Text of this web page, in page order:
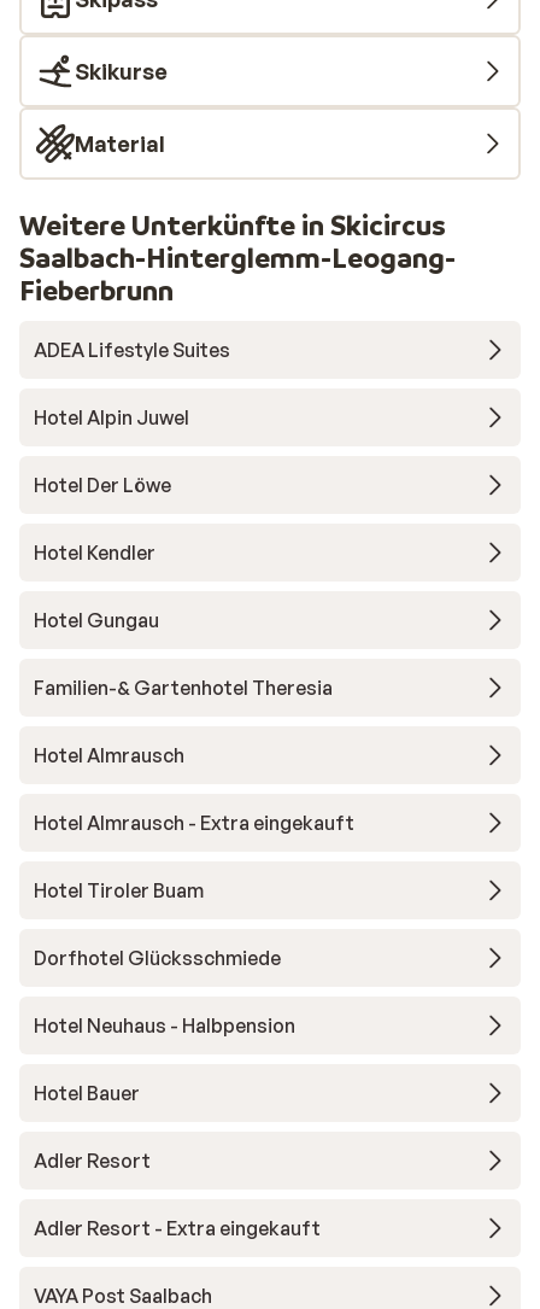
Skikurse
Material
Weitere Unterkünfte in Skicircus
Saalbach-Hinterglemm-Leogang-
Fieberbrunn
ADEA Lifestyle Suites
Hotel Alpin Juwel
Hotel Der Löwe
Hotel Kendler
Hotel Gungau
Familien-& Gartenhotel Theresia
Hotel Almrausch
Hotel Almrausch - Extra eingekauft
Hotel Tiroler Buam
Dorfhotel Glücksschmiede
Hotel Neuhaus - Halbpension
Hotel Bauer
Adler Resort
Adler Resort - Extra eingekauft
VAYA Post Saalbach